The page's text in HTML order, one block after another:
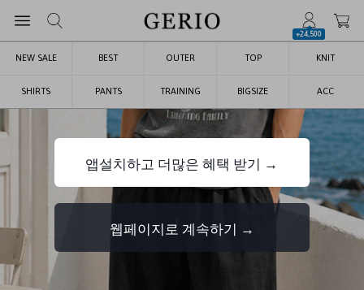
+24,500
NEW SALE BEST OUTER TOP KNIT
SHIRTS PANTS TRAINING BIGSIZE ACC
앱설치하고 더많은 혜택 받기 →
웹페이지로 계속하기 →